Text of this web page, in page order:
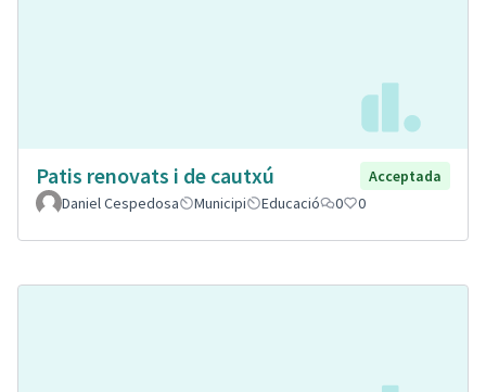
Patis renovats i de cautxú
Acceptada
Daniel Cespedosa
Municipi Educació 0 0